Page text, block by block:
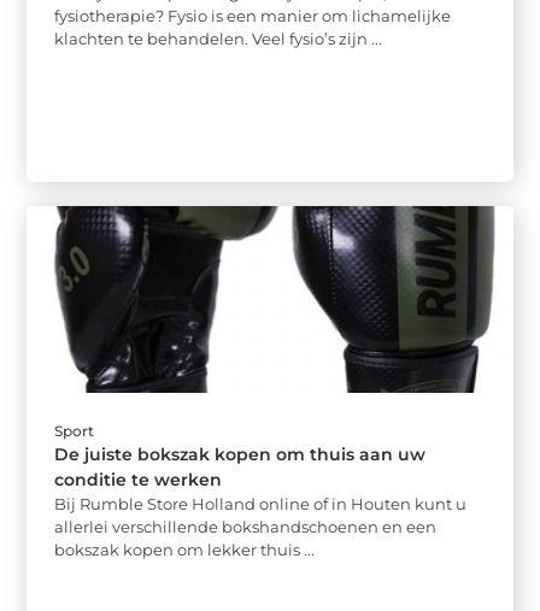
fysiotherapie? Fysio is een manier om lichamelijke
klachten te behandelen. Veel fysio’s zijn ...
Sport
De juiste bokszak kopen om thuis aan uw
conditie te werken
Bij Rumble Store Holland online of in Houten kunt u
allerlei verschillende bokshandschoenen en een
bokszak kopen om lekker thuis ...